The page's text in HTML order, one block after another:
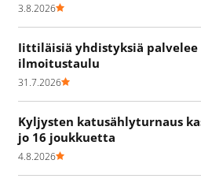
3.8.2026
Iittiläisiä yhdistyksiä
ilmoitustaulu
31.7.2026
Kyljysten katusählyturnaus
jo 16 joukkuetta
4.8.2026